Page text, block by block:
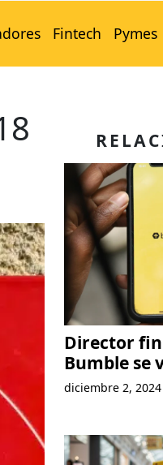
Fintech Pymes
Director
Bumble se
diciembre 2, 2024